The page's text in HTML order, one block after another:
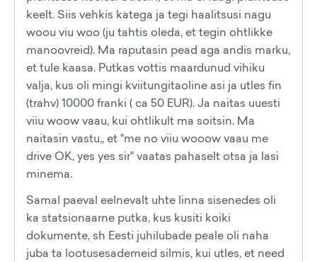
keelt. Siis vehkis katega ja tegi haalitsusi nagu
woou viu woo (ju tahtis oleda, et tegin ohtlikke
manoovreid). Ma raputasin pead aga andis marku,
et tule kaasa. Putkas vottis maardunud vihiku
valja, kus oli mingi kviitungitaoline asi ja utles fin
(trahv) 10000 franki ( ca 50 EUR). Ja naitas uuesti
viiu woow vaau, kui ohtlikult ma soitsin. Ma
naitasin vastu,, et "me no viiu wooow vaau me
drive OK, yes yes sir" vaatas pahaselt otsa ja lasi
minema.
Samal paeval eelnevalt uhte linna sisenedes oli
ka statsionaarne putka, kus kusiti koiki
dokumente, sh Eesti juhilubade peale oli naha
juba ta lootusesademeid silmis, kui utles, et need